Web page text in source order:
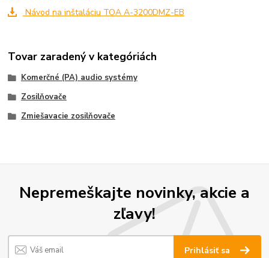
Návod na inštaláciu TOA A-3200DMZ-EB
Tovar zaradený v kategóriách
Komerčné (PA) audio systémy
Zosilňovače
Zmiešavacie zosilňovače
Nepremeškajte novinky, akcie a
zľavy!
Prihlásiť sa